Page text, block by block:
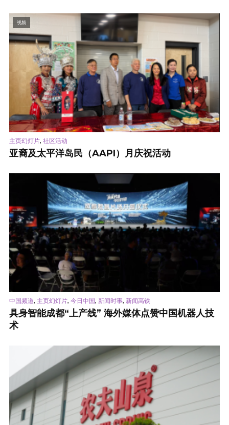
视频
主页幻灯片, 社区活动
亚裔及太平洋岛民（AAPI）月庆祝活动
中国频道, 主页幻灯片, 今日中国, 新闻时事, 新闻高铁
具身智能成都“上产线” 海外媒体点赞中国机器人技
术